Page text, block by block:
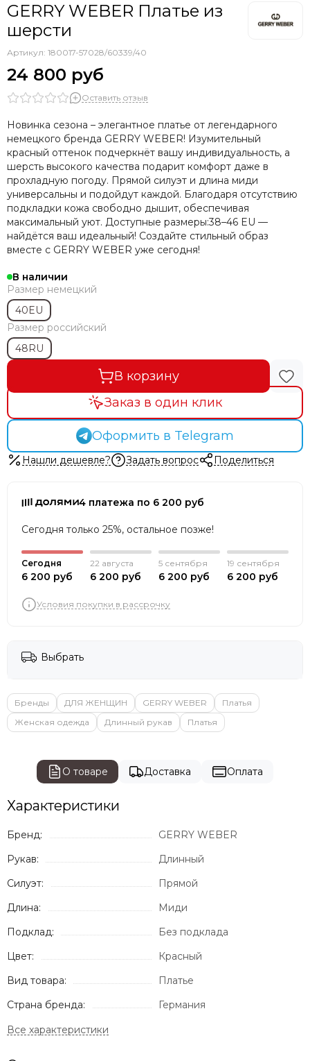
GERRY WEBER Платье из
шерсти
Артикул: 180017-57028/60339/40
24 800 руб
Оставить отзыв
Новинка сезона – элегантное платье от легендарного
немецкого бренда GERRY WEBER! Изумительный
красный оттенок подчеркнёт вашу индивидуальность, а
шерсть высокого качества подарит комфорт даже в
прохладную погоду. Прямой силуэт и длина миди
универсальны и подойдут каждой. Благодаря отсутствию
подкладки кожа свободно дышит, обеспечивая
максимальный уют. Доступные размеры:38–46 EU —
найдётся ваш идеальный! Создайте стильный образ
вместе с GERRY WEBER уже сегодня!
В наличии
Размер немецкий
40EU
Размер российский
48RU
В корзину
Заказ в один клик
Оформить в Telegram
Нашли дешевле? Задать вопрос Поделиться
4 платежа по 6 200 руб
Сегодня только 25%, остальное позже!
Сегодня
6 200 руб
22 августа
6 200 руб
5 сентября
6 200 руб
19 сентября
6 200 руб
Условия покупки в рассрочку
Выбрать
Бренды ДЛЯ ЖЕНЩИН GERRY WEBER
Платья
Женская одежда
Длинный рукав Платья
О товаре Доставка Оплата
Характеристики
Бренд:
GERRY WEBER
Рукав:
Длинный
Силуэт:
Прямой
Длина:
Миди
Подклад:
Без подклада
Цвет:
Красный
Вид товара:
Платье
Страна бренда:
Германия